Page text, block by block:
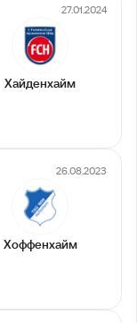
27.01.2024
Хайденхайм
26.08.2023
Хоффенхайм